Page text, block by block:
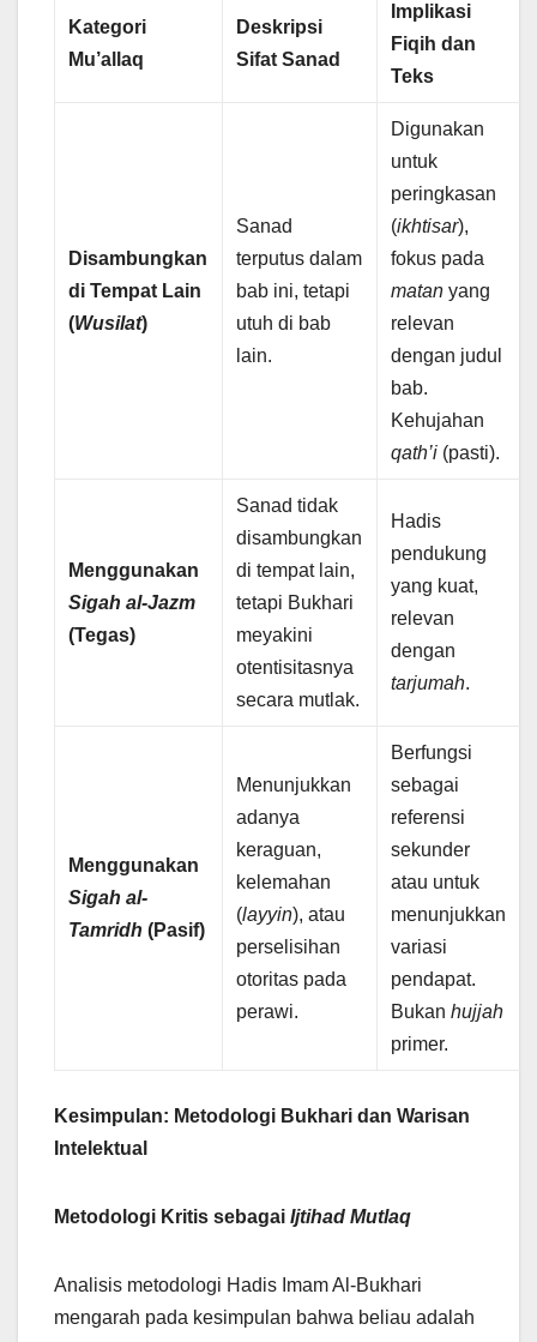
Kategori
Mu’allaq
Deskripsi
Sifat Sanad
Implikasi
Fiqih dan
Teks
Disambungkan
di Tempat Lain
(Wusilat)
Sanad
terputus dalam
bab ini, tetapi
utuh di bab
lain.
Digunakan
untuk
peringkasan
(ikhtisar),
fokus pada
matan yang
relevan
dengan judul
bab.
Kehujahan
qath’i (pasti).
Menggunakan
Sigah al-Jazm
(Tegas)
Sanad tidak
disambungkan
di tempat lain,
tetapi Bukhari
meyakini
otentisitasnya
secara mutlak.
Hadis
pendukung
yang kuat,
relevan
dengan
tarjumah.
Menggunakan
Sigah al-
Tamridh (Pasif)
Menunjukkan
adanya
keraguan,
kelemahan
(layyin), atau
perselisihan
otoritas pada
perawi.
Berfungsi
sebagai
referensi
sekunder
atau untuk
menunjukkan
variasi
pendapat.
Bukanhujjah
primer.
Kesimpulan: Metodologi Bukhari dan Warisan
Intelektual
Metodologi Kritis sebagai Ijtihad Mutlaq
Analisis metodologi Hadis Imam Al-Bukhari
mengarah pada kesimpulan bahwa beliau adalah